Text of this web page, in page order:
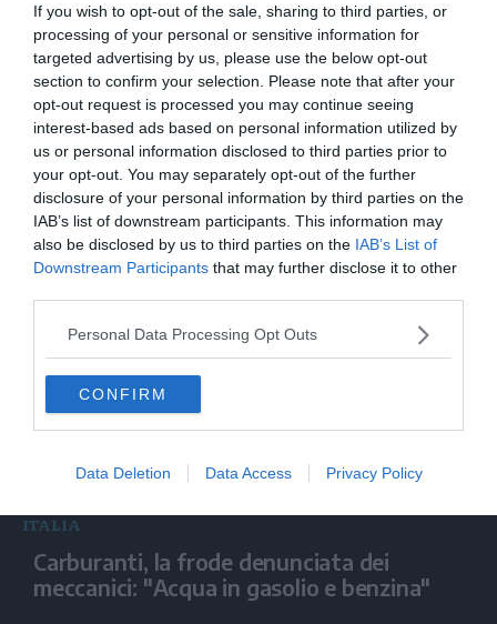
If you wish to opt-out of the sale, sharing to third parties, or
processing of your personal or sensitive information for
targeted advertising by us, please use the below opt-out
section to confirm your selection. Please note that after your
opt-out request is processed you may continue seeing
interest-based ads based on personal information utilized by
us or personal information disclosed to third parties prior to
your opt-out. You may separately opt-out of the further
disclosure of your personal information by third parties on the
IAB’s list of downstream participants. This information may
also be disclosed by us to third parties on the IAB’s List of
Downstream Participants that may further disclose it to other
Personal Data Processing Opt Outs
CONFIRM
Data Deletion Data Access Privacy Policy
ITALIA
Salvini: "Roggero chiede di andare avanti
su norma anti-risarcimenti"
ITALIA
Carburanti, la frode denunciata dei
meccanici: "Acqua in gasolio e benzina"